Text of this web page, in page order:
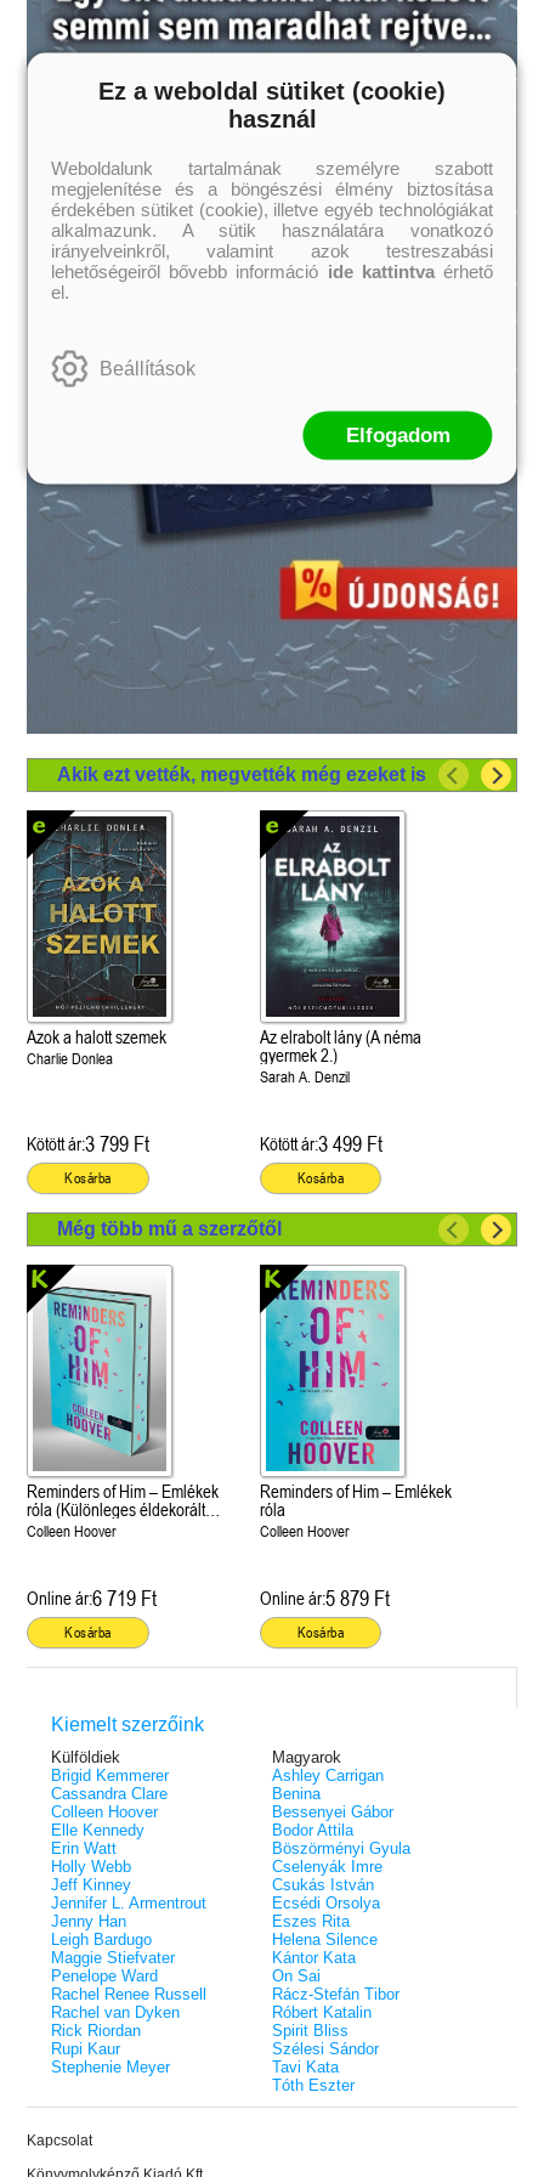
Akik ezt vették, megvették még ezeket is
Azok a halott szemek
Charlie Donlea
Kötött ár:3 799 Ft
Kosárba
Az elrabolt lány (A néma
gyermek 2.)
Sarah A. Denzil
Kötött ár:3 499 Ft
Kosárba
Még több mű a szerzőtől
Reminders of Him – Emlékek
róla (Különleges éldekorált
kiadás!)
Colleen Hoover
Online ár:6 719 Ft
Kosárba
Reminders of Him – Emlékek
róla
Colleen Hoover
Online ár:5 879 Ft
Kosárba
Kiemelt szerzőink
Külföldiek
Brigid Kemmerer
Cassandra Clare
Colleen Hoover
Elle Kennedy
Erin Watt
Holly Webb
Jeff Kinney
Jennifer L. Armentrout
Jenny Han
Leigh Bardugo
Maggie Stiefvater
Penelope Ward
Rachel Renee Russell
Rachel van Dyken
Rick Riordan
Rupi Kaur
Stephenie Meyer
Magyarok
Ashley Carrigan
Benina
Bessenyei Gábor
Bodor Attila
Böszörményi Gyula
Cselenyák Imre
Csukás István
Ecsédi Orsolya
Eszes Rita
Helena Silence
Kántor Kata
On Sai
Rácz-Stefán Tibor
Róbert Katalin
Spirit Bliss
Szélesi Sándor
Tavi Kata
Tóth Eszter
Kapcsolat
Ez a weboldal sütiket (cookie)
használ
Weboldalunk tartalmának személyre szabott
megjelenítése és a böngészési élmény biztosítása
érdekében sütiket (cookie), illetve egyéb technológiákat
alkalmazunk. A sütik használatára vonatkozó
irányelveinkről, valamint azok testreszabási
lehetőségeiről bővebb információ ide kattintvaérhető
el.
Beállítások
Elfogadom